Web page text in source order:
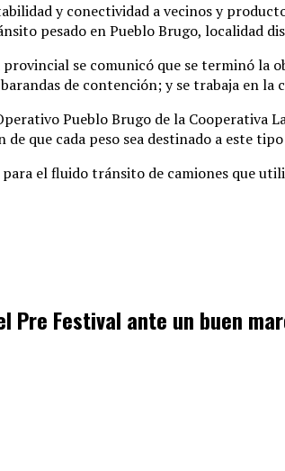
y conectividad a vecinos y
pesado en Pueblo Brugo, localidad
se comunicó que se terminó
de contención; y se trabaja en
Pueblo Brugo de la Cooperativa
que cada peso sea destinado a este
el fluido tránsito de camiones que
Pre Festival ante un buen